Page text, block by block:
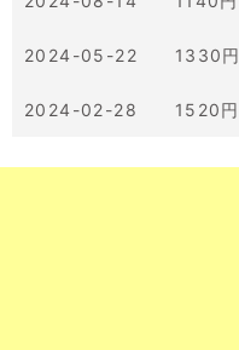
2024-05-22 1330円
2024-02-28 1520円